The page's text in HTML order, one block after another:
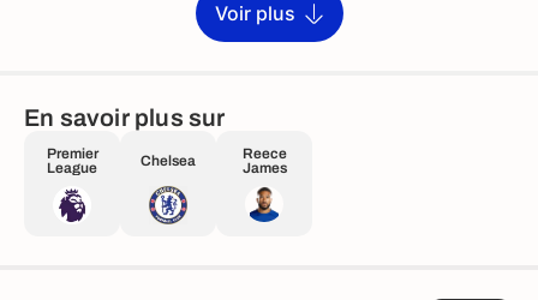
Voir plus
En savoir plus sur
Premier
League
Chelsea
Reece
James